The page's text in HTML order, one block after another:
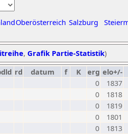
Oberösterreich Salzburg
, Grafik Partie-Statistik)
rd datum f K erg elo+/-
0
1837
0
1818
0
1819
0
1801
0
1813